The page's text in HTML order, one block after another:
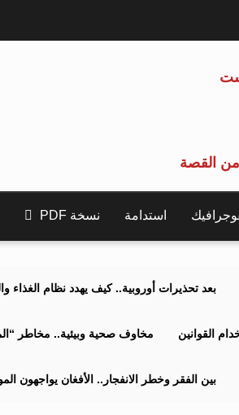
من القصة
استدامة نسخة PDF
بعد تحذيرات أوروبية.. كيف يهدد نظام الغذاء والزراعة
مخاوف صحية وبيئية.. مخاطر القوانين
بين الفقر وخطر الانفجار.. الأفغان يواجهون